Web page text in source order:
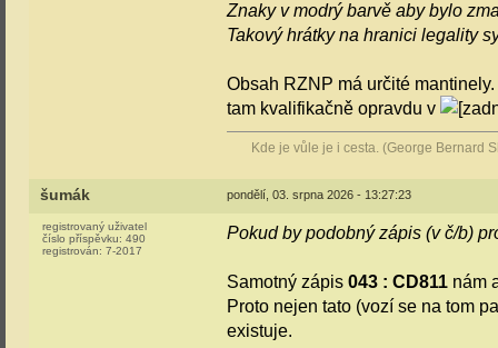
Znaky v modrý barvě aby bylo
Takový hrátky na hranici legality
Obsah RZNP má určité
tam kvalifikačně opravdu v
Kde je vůle je i cesta. (George Bernard
šumák pondělí, 03. srpna 2026 - 13:27:23
registrovaný uživatel
číslo příspěvku: 490
registrován: 7-2017
Pokud by podobný zápis (v č/b)
Samotný zápis 043 : CD811 nám
Proto nejen tato (vozí se na tom
existuje.